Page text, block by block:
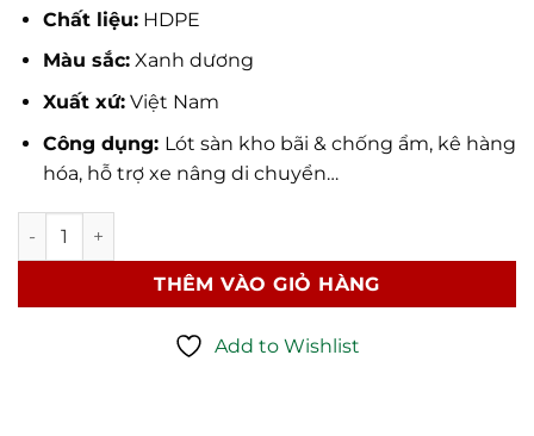
Chất liệu:HDPE
Màu sắc:Xanh dương
Xuất xứ:Việt Nam
Công dụng: Lót sàn kho bãi & chống ẩm, kê hàng
hóa, hỗ trợ xe nâng di chuyển…
Pallet nhựa lót sàn 100x60x10cm số lượng
THÊM VÀO GIỎ HÀNG
Add to Wishlist